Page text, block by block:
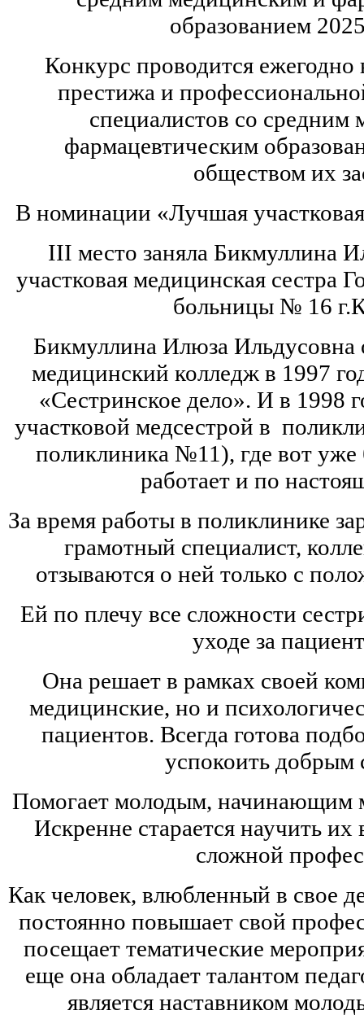
образованием
Конкурс проводится
престижа и
специалистов со
фармацевтическим
обществом их
В номинации «Лучшая
III место заняла Бикмуллина
участковая медицинская сестра
больницы № 16
Бикмуллина Илюза Ильдусовна
медицинский колледж в 1997
«Сестринское дело». И в 1998
участковой медсестрой в
поликлиника №11), где вот уже
работает и по
За время работы в поликлинике
грамотный специалист,
отзываются о ней только с
Ей по плечу все сложности
уходе за
Она решает в рамках своей
медицинские, но и
пациентов. Всегда готова
успокоить добрым
Помогает молодым, начинающим
Искренне старается научить их
сложной
Как человек, влюбленный в свое
постоянно повышает свой
посещает тематические
еще она обладает талантом
является наставником